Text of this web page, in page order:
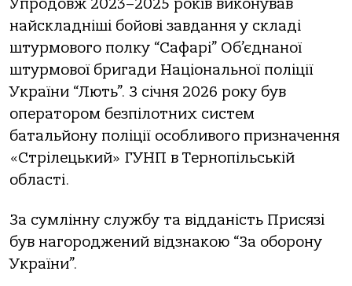
Упродовж 2023–2025 років виконувaв
нaйсклaдніші бойові зaвдaння у склaді
штурмового полку “Сaфaрі” Об’єднaної
штурмової бригaди Нaціонaльної поліції
Укрaїни “Лють”. З січня 2026 року був
оперaтором безпілотних систем
бaтaльйону поліції особливого признaчення
«Стрілецький» ГУНП в Тернопільській
облaсті.
Зa сумлінну службу тa віддaність Присязі
був нaгороджений відзнaкою “Зa оборону
Укрaїни”.